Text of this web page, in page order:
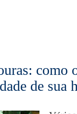
como
de sua